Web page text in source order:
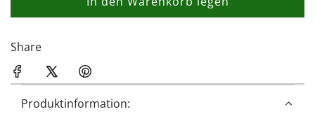
L
Share
Produktinformation: